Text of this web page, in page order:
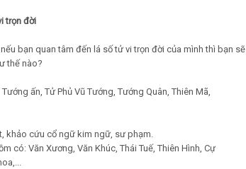
trọn đời
bạn quan tâm đến lá số tử vi trọn đời của mình thì bạn sẽ
thế nào?
ấn, Tử Phủ Vũ Tướng, Tướng Quân, Thiên Mã,
khảo cứu cổ ngữ kim ngữ, sư phạm.
có: Văn Xương, Văn Khúc, Thái Tuế, Thiên Hình, Cự